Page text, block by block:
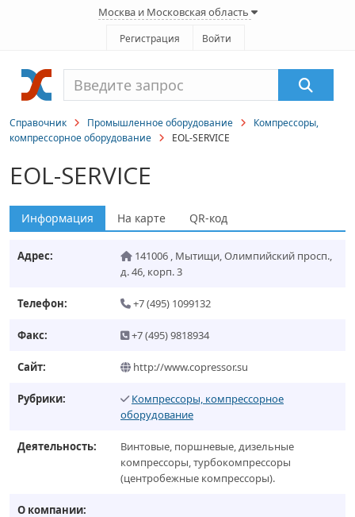
Москва и Московская область
Регистрация Войти
Справочник Промышленное оборудование
Компрессоры,
компрессорное оборудование
EOL-SERVICE
EOL-SERVICE
Информация На карте QR-код
Адрес: 141006 , Мытищи,Олимпийский просп.,
д. 46, корп. 3
Телефон: +7 (495) 1099132
Факс: +7 (495) 9818934
Сайт: http://www.copressor.su
Рубрики:
Компрессоры, компрессорное
оборудование
Деятельность:
Винтовые, поршневые, дизельные
компрессоры, турбокомпрессоры
(центробежные компрессоры).
О компании: